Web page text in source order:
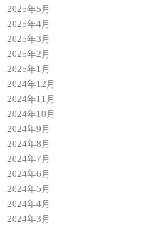
2025年5月
2025年4月
2025年3月
2025年2月
2025年1月
2024年12月
2024年11月
2024年10月
2024年9月
2024年8月
2024年7月
2024年6月
2024年5月
2024年4月
2024年3月